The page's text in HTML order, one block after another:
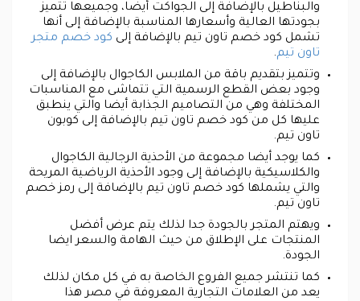
والبناطيل بالإضافة إلى الجواكت أيضا، وجميعها تتميز
بجودتها العالية وأسعارها المناسبة بالإضافة إلى أنها
تشمل كود خصم تاون تيم بالإضافة إلى كود خصم متجر
تاون تيم.
وتتميز بتقديم باقة من الملابس الكاجوال بالإضافة إلى
وجود بعض القطع الرسمية التي تتماشى مع المناسبات
المختلفة وهي من التصاميم الجذابة أيضا والتي ينطبق
عليها كل من كود خصم تاون تيم بالإضافة إلى كوبون
تاون تيم.
كما يوجد أيضا مجموعة من الأحذية الرجالية الكاجوال
والكلاسيكية بالإضافة إلى وجود الأحذية الرياضية المريحة
والتي يشملها كود خصم تاون تيم بالإضافة إلى رمز خصم
تاون تيم.
ويهتم المتجر بالجودة جدا لذلك يتم عرض أفضل
المنتجات على الإطلاق من حيث الهامة والسعر ايضا
الجودة.
كما تنتشر جميع الفروع الخاصة به في كل مكان لذلك
يعد من العلامات التجارية المعروفة في مصر هذا